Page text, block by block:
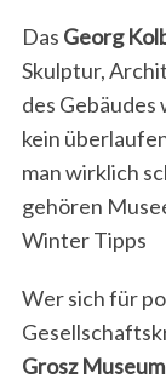
Das Georg
Skulptur,
des
kein
man wirklich
gehören
Winter Tipps
Wer sich für
Grosz Museum